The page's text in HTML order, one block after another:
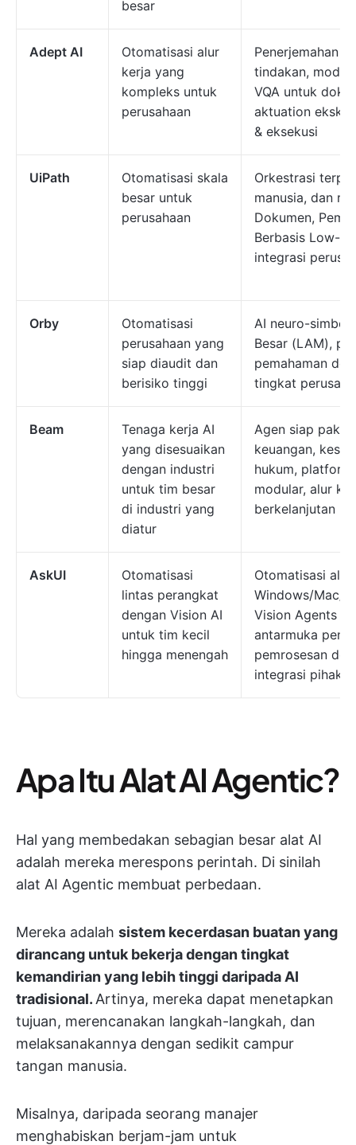
besar
Adept AI
Otomatisasi alur
kerja yang
kompleks untuk
perusahaan
Penerjemahan
tindakan, model
VQA untuk
aktuation
& eksekusi
UiPath
Otomatisasi skala
besar untuk
perusahaan
Orkestrasi
manusia, dan
Dokumen,
Berbasis Low-
integrasi
Orby
Otomatisasi
perusahaan yang
siap diaudit dan
berisiko tinggi
AI neuro-
Besar (LAM),
pemahaman
tingkat
Beam
Tenaga kerja AI
yang disesuaikan
dengan industri
untuk tim besar
di industri yang
diatur
Agen siap pakai
keuangan,
hukum, platform
modular, alur
berkelanjutan
AskUI
Otomatisasi
lintas perangkat
dengan Vision AI
untuk tim kecil
hingga menengah
Otomatisasi
Windows/Mac/
Vision Agents
antarmuka
pemrosesan
integrasi pihak
Apa Itu Alat AI Agentic?
Hal yang membedakan sebagian besar alat AI
adalah mereka merespons perintah. Di sinilah
alat AI Agentic membuat perbedaan.
Mereka adalah sistem kecerdasan buatan yang
dirancang untuk bekerja dengan tingkat
kemandirian yang lebih tinggi daripada AI
tradisional. Artinya, mereka dapat menetapkan
tujuan, merencanakan langkah-langkah, dan
melaksanakannya dengan sedikit campur
tangan manusia.
Misalnya, daripada seorang manajer
menghabiskan berjam-jam untuk